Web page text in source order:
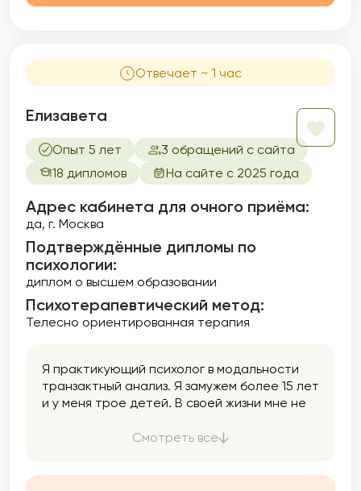
Отвечает ~ 1 час
Елизавета
Опыт 5 лет
3 обращений с сайта
18 дипломов
На сайте с 2025 года
Адрес кабинета для очного приёма:
да, г. Москва
Подтверждённые дипломы по
психологии:
диплом о высшем образовании
Психотерапевтический метод:
Телесно ориентированная терапия
Я практикующий психолог в модальности
транзактный анализ. Я замужем более 15 лет
и у меня трое детей. В своей жизни мне не
проживать их, а порой и вовсе начинать всё
Смотреть все